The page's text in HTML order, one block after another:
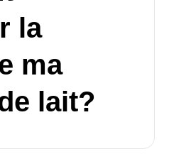
la
ma
lait?